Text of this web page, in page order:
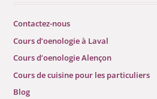
Contactez-nous
Cours d’oenologie à Laval
Cours d’oenologie Alençon
Cours de cuisine pour les particuliers
Blog